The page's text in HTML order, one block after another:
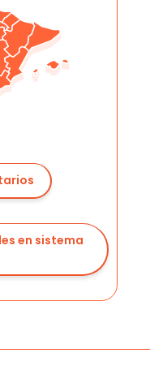
en sistema